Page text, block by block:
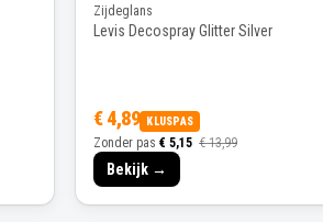
Zijdeglans
Levis Decospray Glitter Silver
€ 4,89 KLUSPAS
Zonder pas € 5,15 € 13,99
Bekijk →